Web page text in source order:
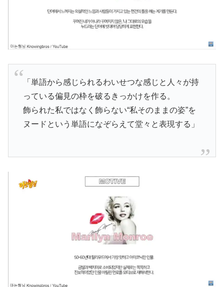
「単語から感じられるわいせつな感じと人々が持
っている偏見の枠を破るきっかけを作る。
飾られた私ではなく飾らない“私そのままの姿”を
ヌードという単語になぞらえて堂々と表現する」